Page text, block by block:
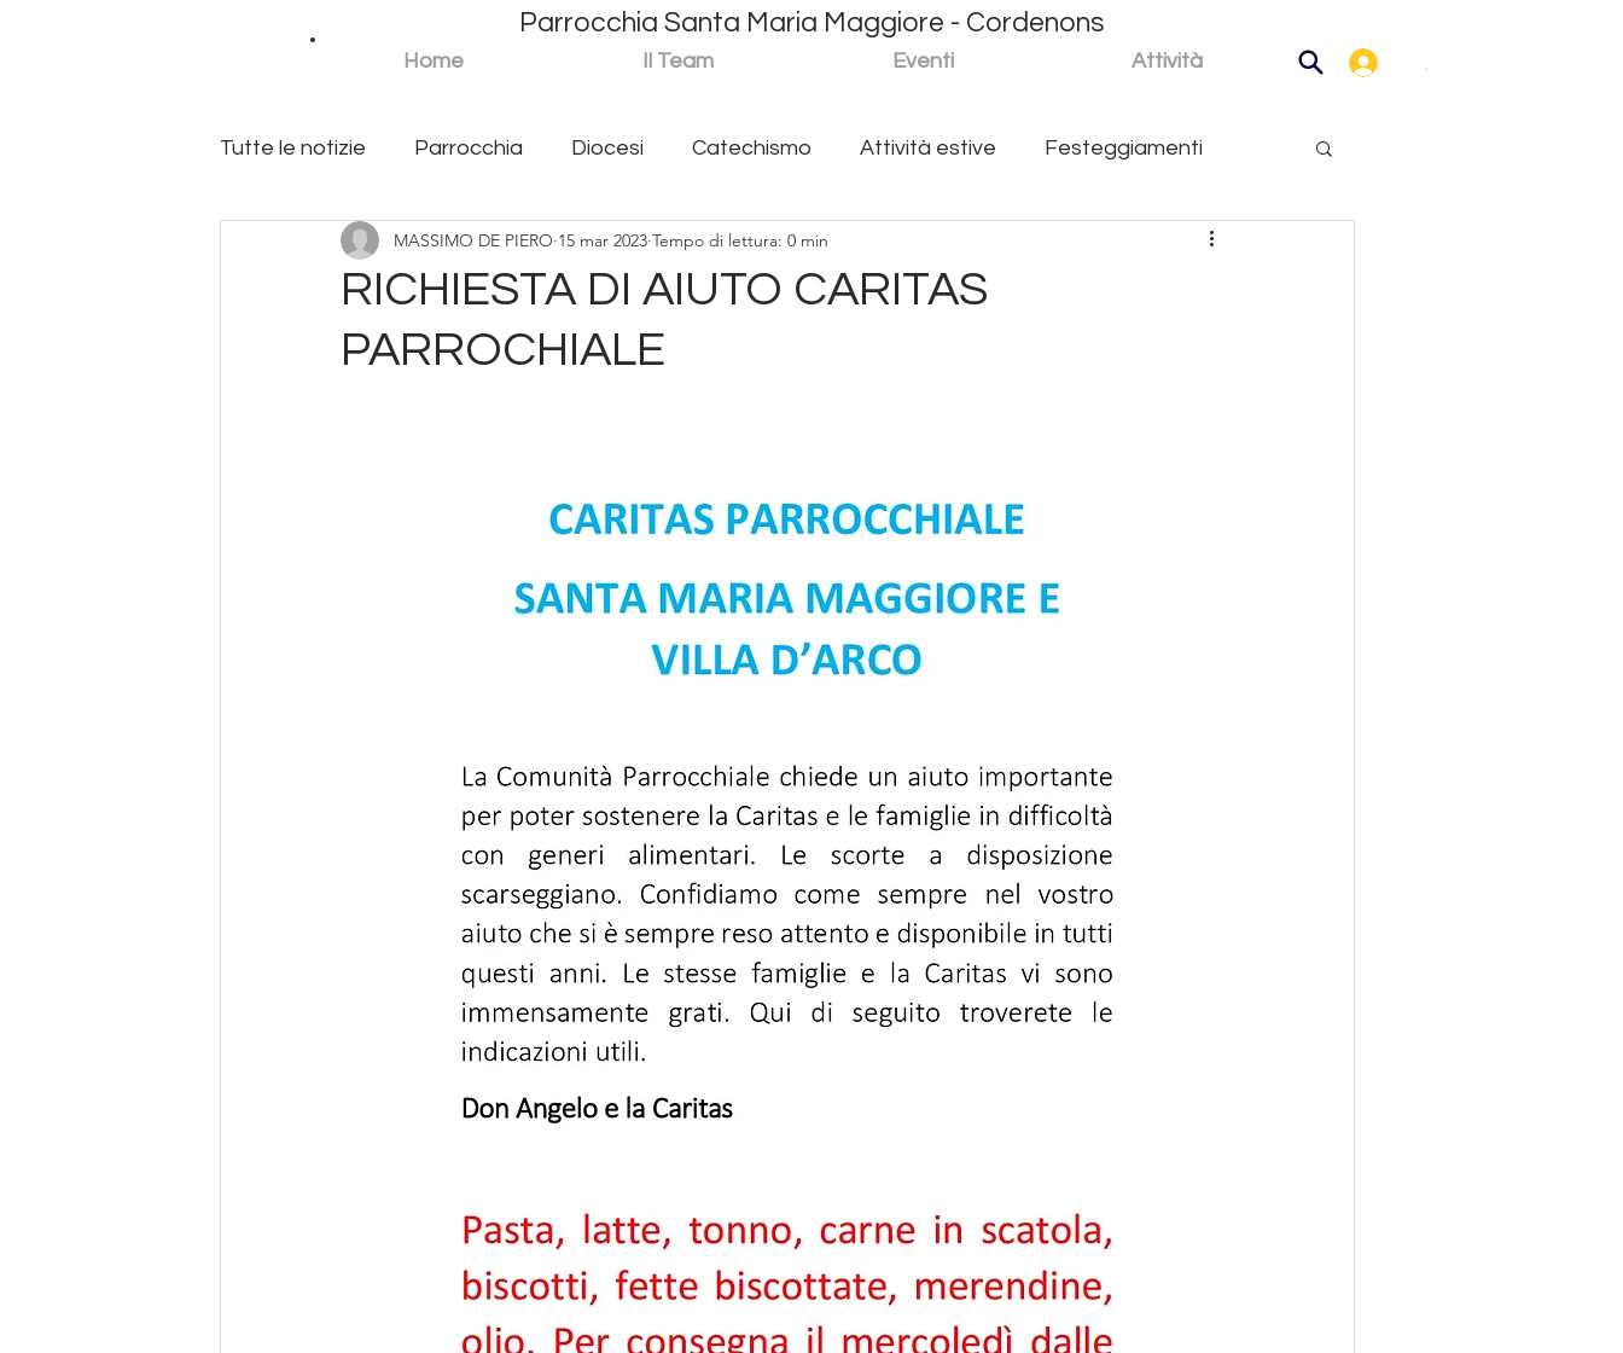
P S
M M
Parrocchia Santa Maria Maggiore - Cordenons
Home Il Team Eventi Attività .
Tutte le notizie Parrocchia Diocesi Catechismo Attività estive Festeggiamenti
Azione cattolica Scuola Materna Maria Bambina
RICHIESTA DI AIUTO CARITAS
PARROCHIALE
MASSIMO DE PIERO 15 mar 2023 Tempo di lettura: 0 min